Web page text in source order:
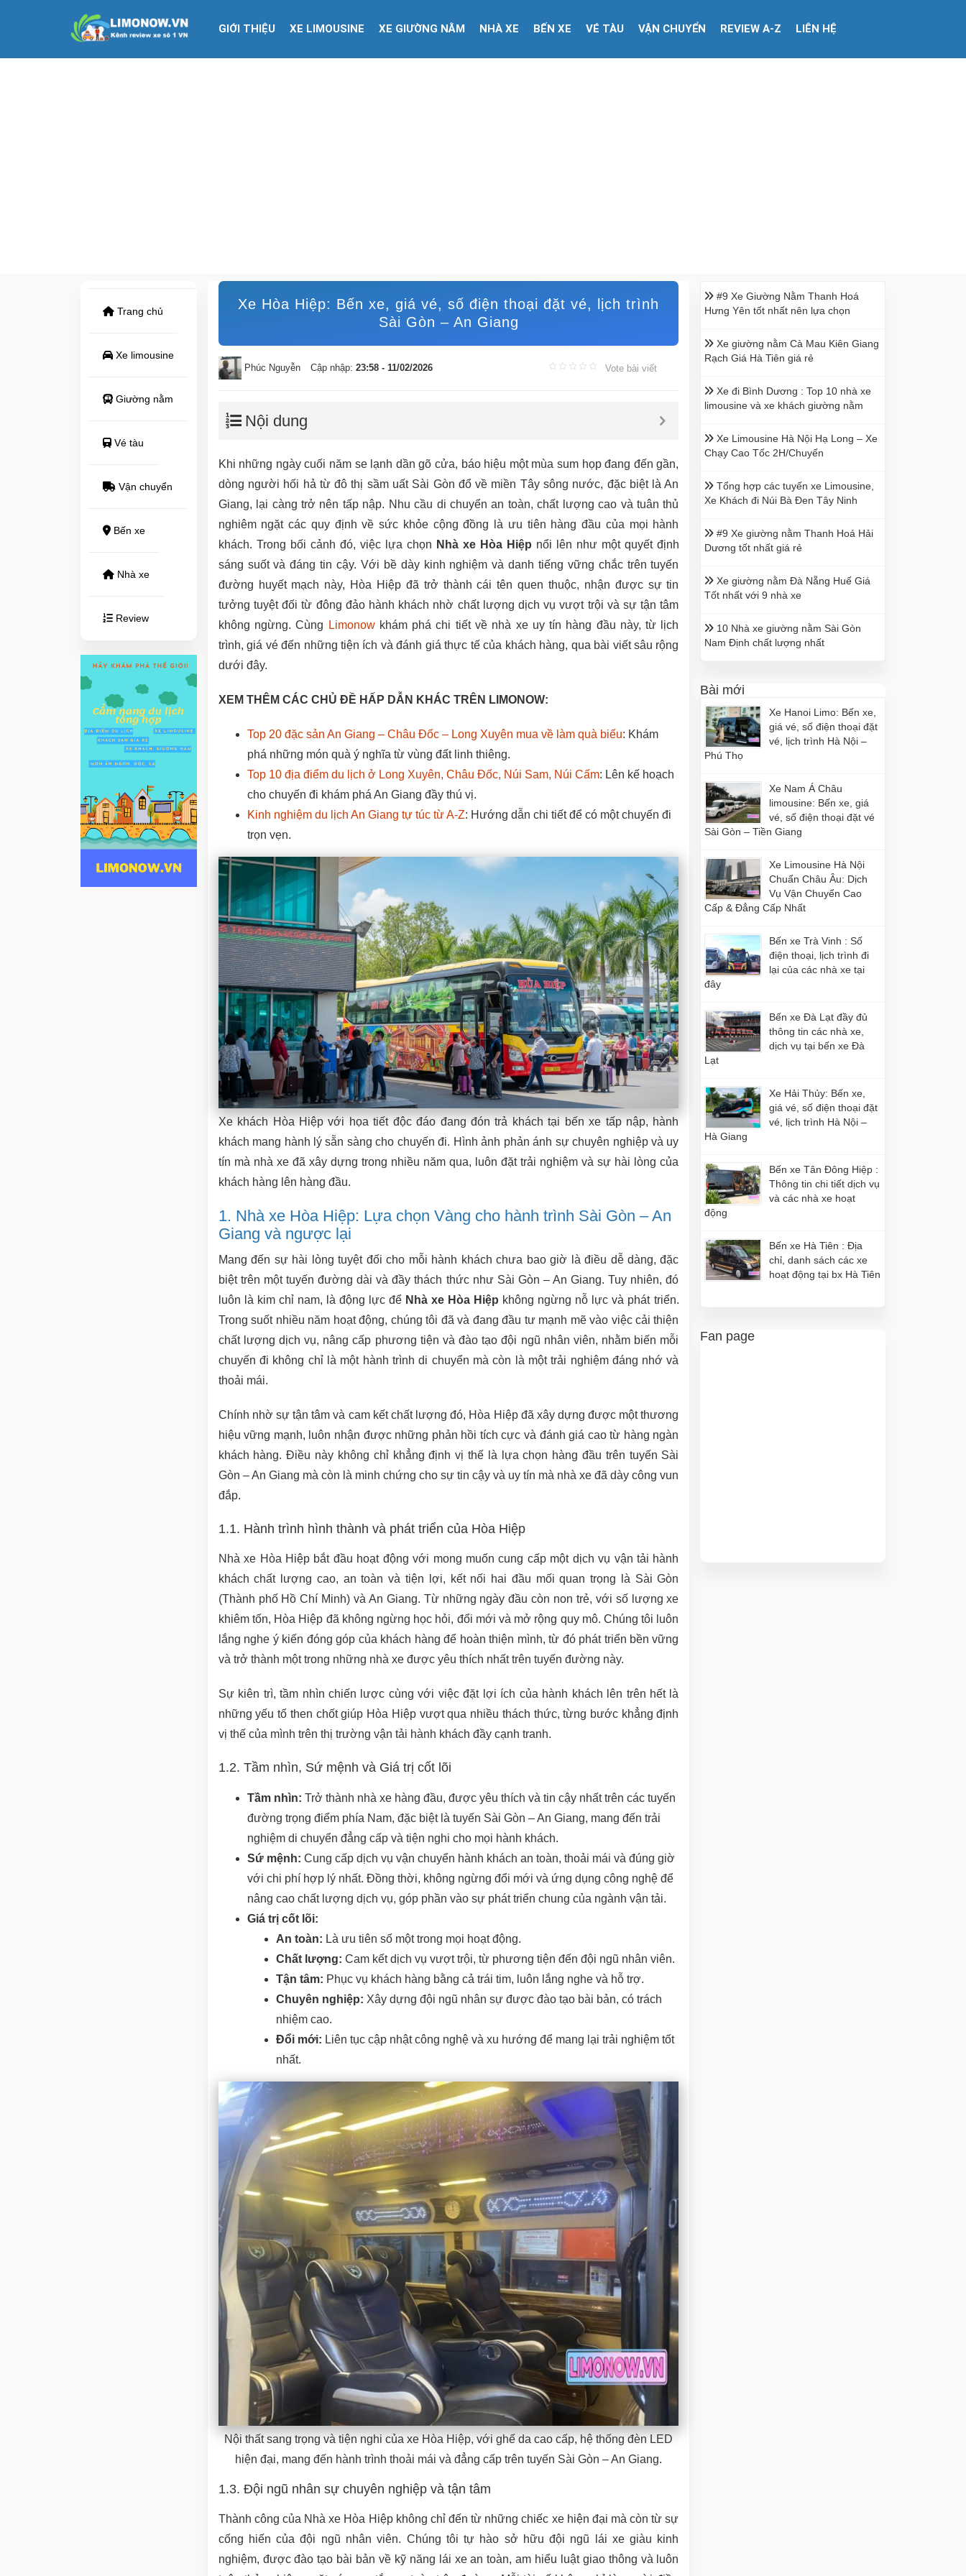
GIỚI THIỆU XE LIMOUSINE XE GIƯỜNG NẰM NHÀ XE BẾN XE VÉ TÀU VẬN CHUYỂN REVIEW A-Z LIÊN HỆ
Trang chủ
Xe limousine
Giường nằm
Vé tàu
Vận chuyển
Bến xe
Nhà xe
Review
Xe Hòa Hiệp: Bến xe, giá vé, số điện thoại đặt vé, lịch trình
Sài Gòn – An Giang
Phúc Nguyễn Cập nhập: 23:58 - 11/02/2026 Vote bài viết
Nội dung
Khi những ngày cuối năm se lạnh dần gõ cửa, báo hiệu một mùa sum họp đang đến gần,
dòng người hối hả từ đô thị sầm uất Sài Gòn đổ về miền Tây sông nước, đặc biệt là An
Giang, lại càng trở nên tấp nập. Nhu cầu di chuyển an toàn, chất lượng cao và tuân thủ
nghiêm ngặt các quy định về sức khỏe cộng đồng là ưu tiên hàng đầu của mọi hành
khách. Trong bối cảnh đó, việc lựa chọn Nhà xe Hòa Hiệp nổi lên như một quyết định
sáng suốt và đáng tin cậy. Với bề dày kinh nghiệm và danh tiếng vững chắc trên tuyến
đường huyết mạch này, Hòa Hiệp đã trở thành cái tên quen thuộc, nhận được sự tin
tưởng tuyệt đối từ đông đảo hành khách nhờ chất lượng dịch vụ vượt trội và sự tận tâm
không ngừng. Cùng
Limonowkhám phá chi tiết về nhà xe uy tín hàng đầu này, từ lịch
trình, giá vé đến những tiện ích và đánh giá thực tế của khách hàng, qua bài viết sâu rộng
dưới đây.
XEM THÊM CÁC CHỦ ĐỀ HẤP DẪN KHÁC TRÊN LIMONOW:
Top 20 đặc sản An Giang – Châu Đốc – Long Xuyên mua về làm quà biếu: Khám
phá những món quà ý nghĩa từ vùng đất linh thiêng.
Top 10 địa điểm du lịch ở Long Xuyên, Châu Đốc, Núi Sam, Núi Cấm: Lên kế hoạch
cho chuyến đi khám phá An Giang đầy thú vị.
Kinh nghiệm du lịch An Giang tự túc từ A-Z: Hướng dẫn chi tiết để có một chuyến đi
trọn vẹn.
Xe khách Hòa Hiệp với họa tiết độc đáo đang đón trả khách tại bến xe tấp nập, hành
khách mang hành lý sẵn sàng cho chuyến đi. Hình ảnh phản ánh sự chuyên nghiệp và uy
tín mà nhà xe đã xây dựng trong nhiều năm qua, luôn đặt trải nghiệm và sự hài lòng của
khách hàng lên hàng đầu.
1. Nhà xe Hòa Hiệp: Lựa chọn Vàng cho hành trình Sài Gòn – An
Giang và ngược lại
Mang đến sự hài lòng tuyệt đối cho mỗi hành khách chưa bao giờ là điều dễ dàng, đặc
biệt trên một tuyến đường dài và đầy thách thức như Sài Gòn – An Giang. Tuy nhiên, đó
luôn là kim chỉ nam, là động lực để Nhà xe Hòa Hiệp không ngừng nỗ lực và phát triển.
Trong suốt nhiều năm hoạt động, chúng tôi đã và đang đầu tư mạnh mẽ vào việc cải thiện
chất lượng dịch vụ, nâng cấp phương tiện và đào tạo đội ngũ nhân viên, nhằm biến mỗi
chuyến đi không chỉ là một hành trình di chuyển mà còn là một trải nghiệm đáng nhớ và
thoải mái.
Chính nhờ sự tận tâm và cam kết chất lượng đó, Hòa Hiệp đã xây dựng được một thương
hiệu vững mạnh, luôn nhận được những phản hồi tích cực và đánh giá cao từ hàng ngàn
khách hàng. Điều này không chỉ khẳng định vị thế là lựa chọn hàng đầu trên tuyến Sài
Gòn – An Giang mà còn là minh chứng cho sự tin cậy và uy tín mà nhà xe đã dày công vun
đắp.
1.1. Hành trình hình thành và phát triển của Hòa Hiệp
Nhà xe Hòa Hiệp bắt đầu hoạt động với mong muốn cung cấp một dịch vụ vận tải hành
khách chất lượng cao, an toàn và tiện lợi, kết nối hai đầu mối quan trọng là Sài Gòn
(Thành phố Hồ Chí Minh) và An Giang. Từ những ngày đầu còn non trẻ, với số lượng xe
khiêm tốn, Hòa Hiệp đã không ngừng học hỏi, đổi mới và mở rộng quy mô. Chúng tôi luôn
lắng nghe ý kiến đóng góp của khách hàng để hoàn thiện mình, từ đó phát triển bền vững
và trở thành một trong những nhà xe được yêu thích nhất trên tuyến đường này.
Sự kiên trì, tầm nhìn chiến lược cùng với việc đặt lợi ích của hành khách lên trên hết là
những yếu tố then chốt giúp Hòa Hiệp vượt qua nhiều thách thức, từng bước khẳng định
vị thế của mình trên thị trường vận tải hành khách đầy cạnh tranh.
1.2. Tầm nhìn, Sứ mệnh và Giá trị cốt lõi
Tầm nhìn: Trở thành nhà xe hàng đầu, được yêu thích và tin cậy nhất trên các tuyến
đường trọng điểm phía Nam, đặc biệt là tuyến Sài Gòn – An Giang, mang đến trải
nghiệm di chuyển đẳng cấp và tiện nghi cho mọi hành khách.
Sứ mệnh: Cung cấp dịch vụ vận chuyển hành khách an toàn, thoải mái và đúng giờ
với chi phí hợp lý nhất. Đồng thời, không ngừng đổi mới và ứng dụng công nghệ để
nâng cao chất lượng dịch vụ, góp phần vào sự phát triển chung của ngành vận tải.
Giá trị cốt lõi:
An toàn: Là ưu tiên số một trong mọi hoạt động.
Chất lượng: Cam kết dịch vụ vượt trội, từ phương tiện đến đội ngũ nhân viên.
Tận tâm: Phục vụ khách hàng bằng cả trái tim, luôn lắng nghe và hỗ trợ.
Chuyên nghiệp: Xây dựng đội ngũ nhân sự được đào tạo bài bản, có trách
nhiệm cao.
Đổi mới: Liên tục cập nhật công nghệ và xu hướng để mang lại trải nghiệm tốt
nhất.
Nội thất sang trọng và tiện nghi của xe Hòa Hiệp, với ghế da cao cấp, hệ thống đèn LED
hiện đại, mang đến hành trình thoải mái và đẳng cấp trên tuyến Sài Gòn – An Giang.
1.3. Đội ngũ nhân sự chuyên nghiệp và tận tâm
Thành công của Nhà xe Hòa Hiệp không chỉ đến từ những chiếc xe hiện đại mà còn từ sự
cống hiến của đội ngũ nhân viên. Chúng tôi tự hào sở hữu đội ngũ lái xe giàu kinh
nghiệm, được đào tạo bài bản về kỹ năng lái xe an toàn, am hiểu luật giao thông và luôn
#9 Xe Giường Nằm Thanh Hoá
Hưng Yên tốt nhất nên lựa chọn
Xe giường nằm Cà Mau Kiên Giang
Rạch Giá Hà Tiên giá rẻ
Xe đi Bình Dương : Top 10 nhà xe
limousine và xe khách giường nằm
Xe Limousine Hà Nội Hạ Long – Xe
Chạy Cao Tốc 2H/Chuyến
Tổng hợp các tuyến xe Limousine,
Xe Khách đi Núi Bà Đen Tây Ninh
#9 Xe giường nằm Thanh Hoá Hải
Dương tốt nhất giá rẻ
Xe giường nằm Đà Nẵng Huế Giá
Tốt nhất với 9 nhà xe
10 Nhà xe giường nằm Sài Gòn
Nam Định chất lượng nhất
Bài mới
Xe Hanoi Limo: Bến xe,
giá vé, số điện thoại đặt
vé, lịch trình Hà Nội –
Phú Thọ
Xe Nam Á Châu
limousine: Bến xe, giá
vé, số điện thoại đặt vé
Sài Gòn – Tiền Giang
Xe Limousine Hà Nội
Chuẩn Châu Âu: Dịch
Vụ Vận Chuyển Cao
Cấp & Đẳng Cấp Nhất
Bến xe Trà Vinh : Số
điện thoại, lịch trình đi
lại của các nhà xe tại
đây
Bến xe Đà Lạt đầy đủ
thông tin các nhà xe,
dịch vụ tại bến xe Đà
Lạt
Xe Hải Thủy: Bến xe,
giá vé, số điện thoại đặt
vé, lịch trình Hà Nội –
Hà Giang
Bến xe Tân Đông Hiệp :
Thông tin chi tiết dịch vụ
và các nhà xe hoạt
động
Bến xe Hà Tiên : Địa
chỉ, danh sách các xe
hoạt động tại bx Hà Tiên
Fan page